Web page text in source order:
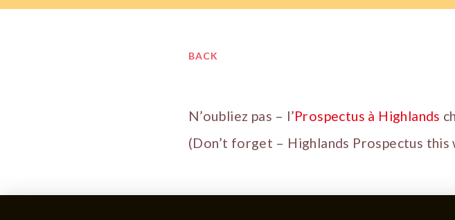
BACK
N’oubliez pas – l’Prospectus à Highlands
(Don’t forget – Highlands Prospectus this